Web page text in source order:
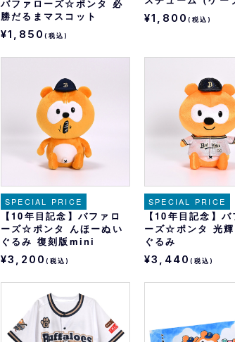
バファローズ☆ポンタ 必
勝だるまマスコット
¥1,850(税込)
¥1,800(税込)
SPECIAL PRICE
【10年目記念】バファロ
ーズ☆ポンタ んほーぬい
ぐるみ 復刻版mini
¥3,200(税込)
SPECIAL PRICE
【10年目記念】バ
ーズ☆ポンタ 光輝
ぐるみ
¥3,440(税込)